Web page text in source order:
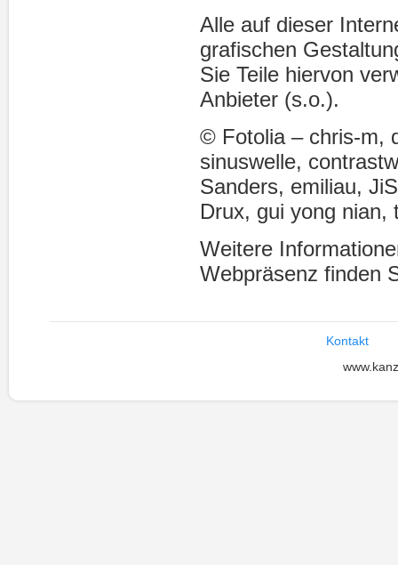
Alle auf dieser
grafischen
Sie Teile hiervon
Anbieter (s.o.).
© Fotolia – chris-m,
sinuswelle,
Sanders, emiliau,
Drux, gui yong nian,
Weitere
Webpräsenz finden
Kontakt